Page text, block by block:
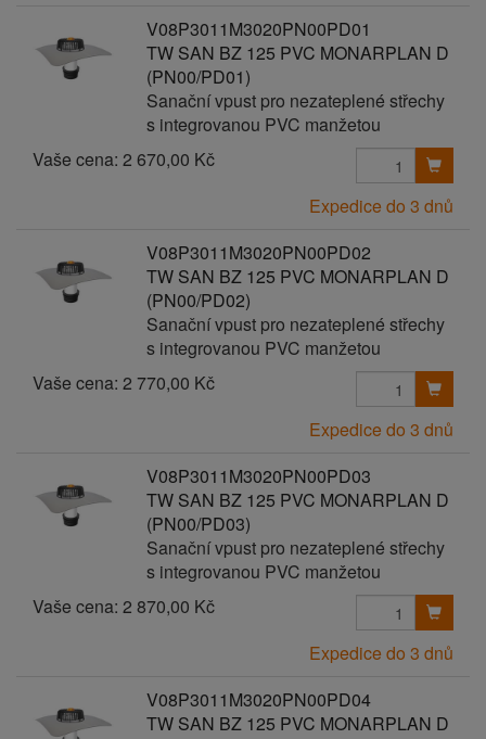
V08P3011M3020PN00PD01
TW SAN BZ 125 PVC MONARPLAN D
(PN00/PD01)
Sanační vpust pro nezateplené střechy
s integrovanou PVC manžetou
Vaše cena: 2 670,00 Kč
Expedice do 3 dnů
V08P3011M3020PN00PD02
TW SAN BZ 125 PVC MONARPLAN D
(PN00/PD02)
Sanační vpust pro nezateplené střechy
s integrovanou PVC manžetou
Vaše cena: 2 770,00 Kč
Expedice do 3 dnů
V08P3011M3020PN00PD03
TW SAN BZ 125 PVC MONARPLAN D
(PN00/PD03)
Sanační vpust pro nezateplené střechy
s integrovanou PVC manžetou
Vaše cena: 2 870,00 Kč
Expedice do 3 dnů
V08P3011M3020PN00PD04
TW SAN BZ 125 PVC MONARPLAN D